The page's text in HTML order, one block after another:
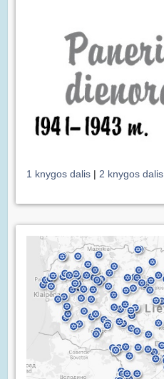
1 knygos dalis | 2 knygos dalis